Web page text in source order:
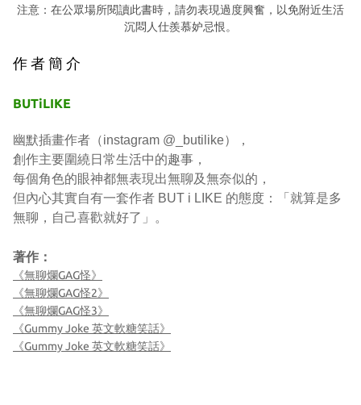
注意：在公眾場所閱讀此書時，請勿表現過度興奮，以免附近生活
沉悶人仕羨慕妒忌恨。
作 者 簡 介
BUTiLIKE
幽默插畫作者（instagram @_butilike），
創作主要圍繞日常生活中的趣事，
每個角色的眼神都無表現出無聊及無奈似的，
但內心其實自有一套作者 BUT i LIKE 的態度：「就算是多
無聊，自己喜歡就好了」。
著作：
《無聊爛GAG怪》
《無聊爛GAG怪2》
《無聊爛GAG怪3》
《Gummy Joke 英文軟糖笑話》
《Gummy Joke 英文軟糖笑話》